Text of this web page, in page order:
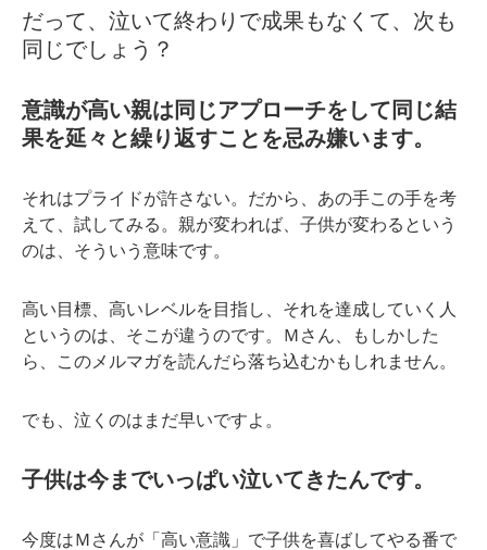
だって、泣いて終わりで成果もなくて、次も
同じでしょう？
意識が高い親は同じアプローチをして同じ結
果を延々と繰り返すことを忌み嫌います。
それはプライドが許さない。だから、あの手この手を考
えて、試してみる。親が変われば、子供が変わるという
のは、そういう意味です。
高い目標、高いレベルを目指し、それを達成していく人
というのは、そこが違うのです。Ｍさん、もしかした
ら、このメルマガを読んだら落ち込むかもしれません。
でも、泣くのはまだ早いですよ。
子供は今までいっぱい泣いてきたんです。
今度はＭさんが「高い意識」で子供を喜ばしてやる番で